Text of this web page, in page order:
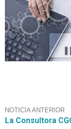
NOTICIA ANTERIOR